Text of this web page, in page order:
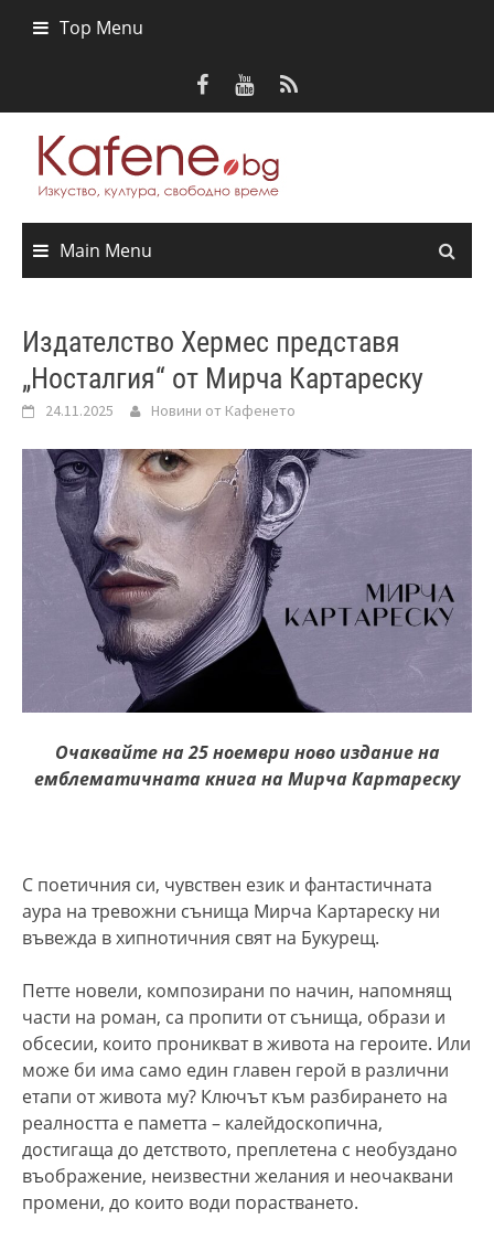
Top Menu
Main Menu
Издателство Хермес представя
„Носталгия“ от Мирча Картареску
24.11.2025 Новини от Кафенето
Очаквайте на 25 ноември ново издание на
емблематичната книга на Мирча Картареску
С поетичния си, чувствен език и фантастичната
аура на тревожни сънища Мирча Картареску ни
въвежда в хипнотичния свят на Букурещ.
Петте новели, композирани по начин, напомнящ
части на роман, са пропити от сънища, образи и
обсесии, които проникват в живота на героите. Или
може би има само един главен герой в различни
етапи от живота му? Ключът към разбирането на
реалността е паметта – калейдоскопична,
достигаща до детството, преплетена с необуздано
въображение, неизвестни желания и неочаквани
промени, до които води порастването.